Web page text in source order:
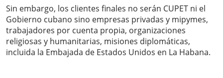
Sin embargo, los clientes finales no serán CUPET ni el
Gobierno cubano sino empresas privadas y mipymes,
trabajadores por cuenta propia, organizaciones
religiosas y humanitarias, misiones diplomáticas,
incluida la Embajada de Estados Unidos en La Habana.